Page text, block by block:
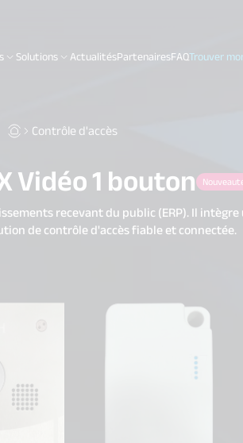
Solutions ActualitésPartenairesFAQTrouver
Contrôle d'accès
Vidéo 1 bouton
recevant du public (ERP). Il
de contrôle d'accès fiable et connectée.